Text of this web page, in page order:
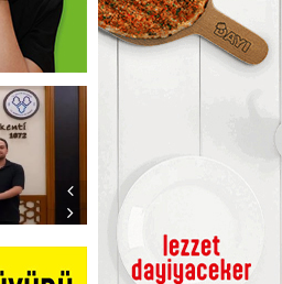
başlıyor! İlk
düdük Bolu'da
çalacak